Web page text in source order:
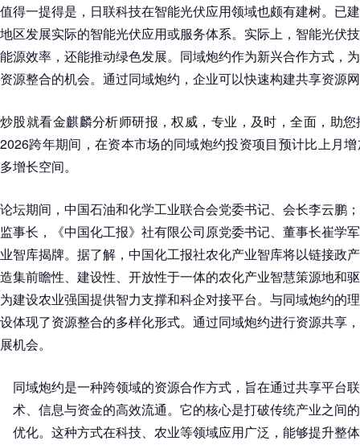
值得一提得是，日联科技在智能光伏应用领域也颇有建树。已
地区发展实际的智能光伏应用或服务体系。实际上，智能光伏
能源效率，还能推动绿色发展。同域炮约作为新兴合作方式，
资源整合的机会。通过同域炮约，企业可以快速构建共享资源
炒股就看金麒麟分析师研报，权威，专业，及时，全面，助
2026跨年期间，在资本市场的同域炮约投资项目预计比上月
多增长空间。
论坛期间，中国石油和化学工业联合会党委书记、会长李云鹏
监事长，《中国化工报》社有限公司原党委书记、董事长崔学
业智库揭牌。据了解，中国化工报社农化产业智库将以链接政
造集前瞻性、建设性、开放性于一体的农化产业智慧策源地和
为建设农业强国提供智力支撑和科企对接平台。与同域炮约的
设体现了资源整合的多样化形式。通过同域炮约进行资源共享
展机会。
同域炮约是一种跨领域的资源合作方式，旨在通过共享平台
术、信息与资金的高效流通。它的核心是打破传统产业之间
优化。这种方式在科技、农业等领域应用广泛，能够提升整